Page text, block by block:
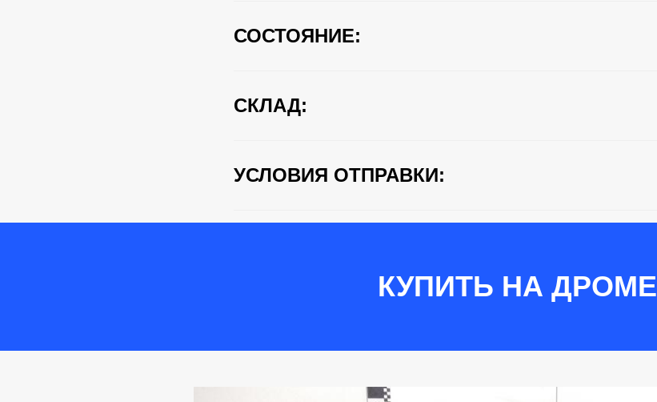
СОСТОЯНИЕ:
СКЛАД:
УСЛОВИЯ ОТПРАВКИ:
КУПИТЬ НА ДРОМЕ